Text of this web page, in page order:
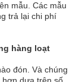
mẫu. Các mẫu
trả lại chi phí
hàng loạt
đón. Và chúng